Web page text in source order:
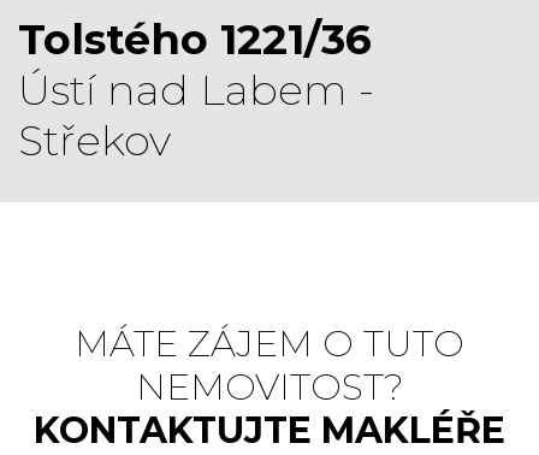
Tolstého 1221/36
Ústí nad Labem -
Střekov
MÁTE ZÁJEM O TUTO
NEMOVITOST?
KONTAKTUJTE MAKLÉŘE